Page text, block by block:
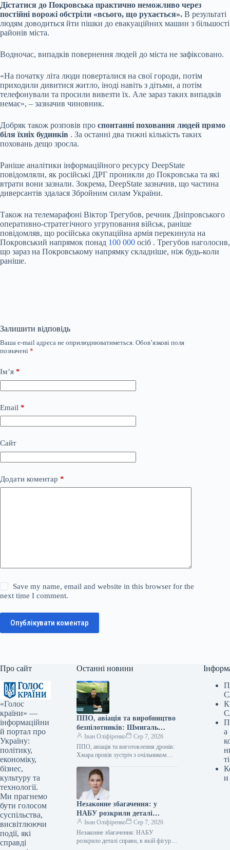
Дістатися до Покровська практично неможливо через
постійні ворожі обстріли «всього, що рухається». В результаті
людям доводиться йти пішки до евакуаційних машин з більшості
районів міста.
Водночас, випадків повернення людей до міста не зафіксовано.
«На початку літа люди поверталися на свої городи, потім
приходили дивитися житло, іноді навіть з дітьми, а потім
телефонували та просили вивезти їх. Але зараз таких випадків
немає», – зазначив чиновник.
Добряк також розповів про спонтанні поховання людей прямо
біля їхніх будинків . За останні два тижні кількість таких
поховань дещо зросла.
Раніше аналітики інформаційного ресурсу DeepState
повідомляли, як російські ДРГ проникли до Покровська та які
втрати вони зазнали. Зокрема, DeepState зазначив, що частина
диверсантів здалася Збройним силам України.
Також на телемарафоні Віктор Трегубов, речник Дніпровського
оперативно-стратегічного угруповання військ, раніше
повідомляв, що російська окупаційна армія перекинула на
Покровський напрямок понад 100 000 осіб . Трегубов наголосив,
що зараз на Покровському напрямку складніше, ніж будь-коли
раніше.
Залишити відповідь
Ваша e-mail адреса не оприлюднюватиметься. Обов’язкові поля
позначені *
Ім’я *
Email *
Сайт
Додати коментар *
Save my name, email and website in this browser for the
next time I comment.
Опублікувати коментар
Про сайт
«Голос
країни» —
інформаційни
й портал про
Україну:
політику,
економіку,
бізнес,
культуру та
технології.
Ми прагнемо
бути голосом
суспільства,
висвітлюючи
події, які
справді
Останні новини
ППО, авіація та виробництво
безпілотників: Шмигаль
провів зустріч із британським
міністром оборони
Іван Оліфіренко
Сер 7, 2026
ППО, авіація та виготовлення дронів:
Хмара провів зустріч з очільником
06.08.2026 11:19 Укрінформ
Виконувач обов’язків міністра
оборони…
Незаконне збагачення: у
НАБУ розкрили деталі
справи, де фігурує
Стефанішина
Іван Оліфіренко
Сер 7, 2026
Незаконне збагачення: НАБУ
розкрило деталі справи, в якій фігурує
а
ті
и